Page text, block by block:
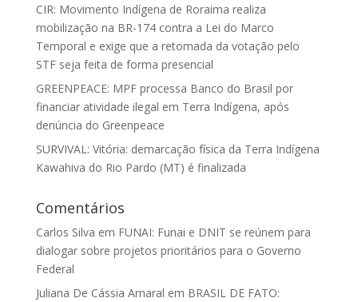
CIR: Movimento Indígena de Roraima realiza
mobilização na BR-174 contra a Lei do Marco
Temporal e exige que a retomada da votação pelo
STF seja feita de forma presencial
GREENPEACE: MPF processa Banco do Brasil por
financiar atividade ilegal em Terra Indígena, após
denúncia do Greenpeace
SURVIVAL: Vitória: demarcação física da Terra Indígena
Kawahiva do Rio Pardo (MT) é finalizada
Comentários
Carlos Silva em FUNAI: Funai e DNIT se reúnem para
dialogar sobre projetos prioritários para o Governo
Federal
Juliana De Cássia Amaral em BRASIL DE FATO: